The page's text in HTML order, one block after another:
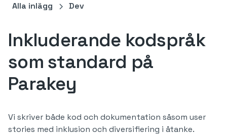
Alla inlägg Dev
Inkluderande kodspråk
som standard på
Parakey
Vi skriver både kod och dokumentation såsom user
stories med inklusion och diversifiering i åtanke.